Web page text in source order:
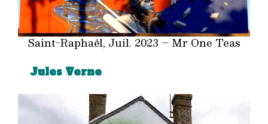
Saint-Raphaël, Juil. 2023 – Mr One Teas
Jules Verne